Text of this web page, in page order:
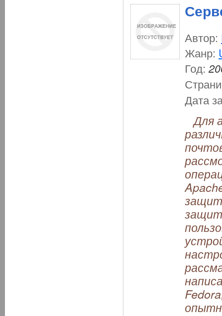
Автор:
Жанр:
Год:
Дата
Для